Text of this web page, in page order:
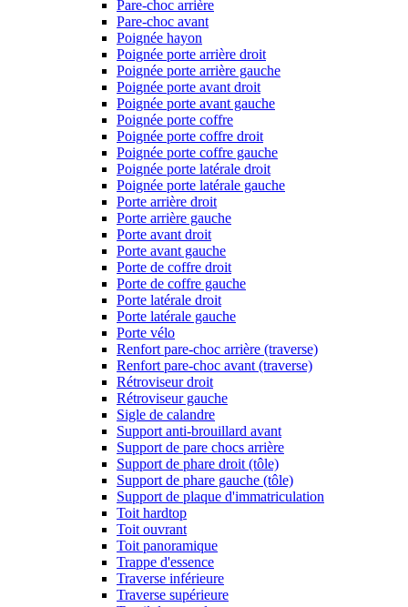
Pare-choc arrière
Pare-choc avant
Poignée hayon
Poignée porte arrière droit
Poignée porte arrière gauche
Poignée porte avant droit
Poignée porte avant gauche
Poignée porte coffre
Poignée porte coffre droit
Poignée porte coffre gauche
Poignée porte latérale droit
Poignée porte latérale gauche
Porte arrière droit
Porte arrière gauche
Porte avant droit
Porte avant gauche
Porte de coffre droit
Porte de coffre gauche
Porte latérale droit
Porte latérale gauche
Porte vélo
Renfort pare-choc arrière (traverse)
Renfort pare-choc avant (traverse)
Rétroviseur droit
Rétroviseur gauche
Sigle de calandre
Support anti-brouillard avant
Support de pare chocs arrière
Support de phare droit (tôle)
Support de phare gauche (tôle)
Support de plaque d'immatriculation
Toit hardtop
Toit ouvrant
Toit panoramique
Trappe d'essence
Traverse inférieure
Traverse supérieure